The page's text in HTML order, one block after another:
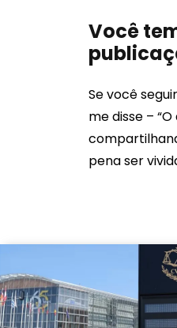
Você
Se você
me disse –
pena ser